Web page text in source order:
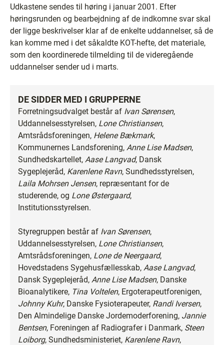
Udkastene sendes til høring i januar 2001. Efter
høringsrunden og bearbejdning af de indkomne svar skal
der ligge beskrivelser klar af de enkelte uddannelser, så de
kan komme med i det såkaldte KOT-hefte, det materiale,
som den koordinerede tilmelding til de videregående
uddannelser sender ud i marts.
DE SIDDER MED I GRUPPERNE
Forretningsudvalget består af Ivan Sørensen,
Uddannelsesstyrelsen, Lone Christiansen,
Amtsrådsforeningen, Helene Bækmark,
Kommunernes Landsforening, Anne Lise Madsen,
Sundhedskartellet, Aase Langvad, Dansk
Sygeplejeråd, Karenlene Ravn, Sundhedsstyrelsen,
Laila Mohrsen Jensen, repræsentant for de
studerende, og Lone Østergaard,
Institutionsstyrelsen.
Styregruppen består af Ivan Sørensen,
Uddannelsesstyrelsen, Lone Christiansen,
Amtsrådsforeningen, Lone de Neergaard,
Hovedstadens Sygehusfællesskab, Aase Langvad,
Dansk Sygeplejeråd, Anne Lise Madsen, Danske
Bioanalytikere, Tina Voltelen, Ergoterapeutforenigen,
Johnny Kuhr, Danske Fysioterapeuter, Randi Iversen,
Den Almindelige Danske Jordemoderforening, Jannie
Bentsen, Foreningen af Radiografer i Danmark, Steen
Loiborg, Sundhedsministeriet, Karenlene Ravn,